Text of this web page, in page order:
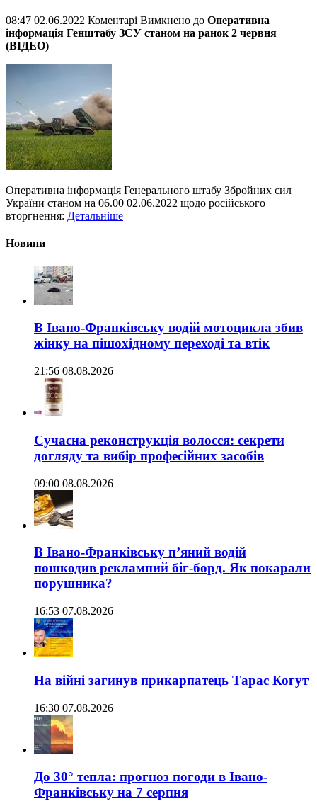
08:47 02.06.2022 Коментарі Вимкнено до Оперативна
інформація Генштабу ЗСУ станом на ранок 2 червня
(ВІДЕО)
Оперативна інформація Генерального штабу Збройних сил
України станом на 06.00 02.06.2022 щодо російського
вторгнення: Детальніше
Новини
В Івано-Франківську водій мотоцикла збив
жінку на пішохідному переході та втік
21:56 08.08.2026
Сучасна реконструкція волосся: секрети
догляду та вибір професійних засобів
09:00 08.08.2026
В Івано-Франківську п’яний водій
пошкодив рекламний біг-борд. Як покарали
порушника?
16:53 07.08.2026
На війні загинув прикарпатець Тарас Когут
16:30 07.08.2026
До 30° тепла: прогноз погоди в Івано-
Франківську на 7 серпня